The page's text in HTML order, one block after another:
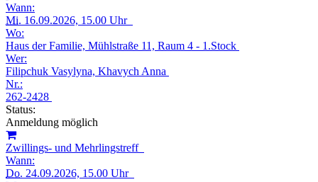
Wann:
Mi. 16.09.2026, 15.00 Uhr
Wo:
Haus der Familie, Mühlstraße 11, Raum 4 - 1.Stock
Wer:
Filipchuk Vasylyna, Khavych Anna
Nr.:
262-2428
Status:
Anmeldung möglich
Zwillings- und Mehrlingstreff
Wann:
Do. 24.09.2026, 15.00 Uhr